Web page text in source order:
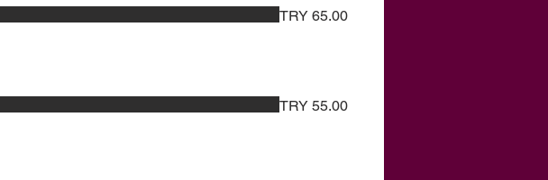
TRY 65.00
TRY 55.00